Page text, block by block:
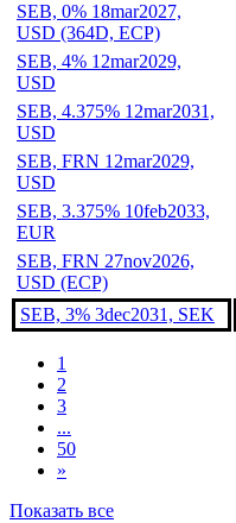
SEB, 0% 18mar2027,
USD (364D, ECP)
SEB, 4% 12mar2029,
USD
SEB, 4.375% 12mar2031,
USD
SEB, FRN 12mar2029,
USD
SEB, 3.375% 10feb2033,
EUR
SEB, FRN 27nov2026,
USD (ECP)
SEB, 3% 3dec2031, SEK
1
2
3
...
50
»
Показать все